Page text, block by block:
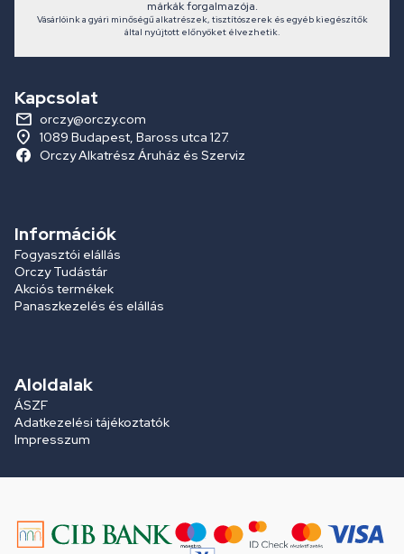
márkák forgalmazója.
Vásárlóink a gyári minőségű alkatrészek, tisztítószerek és egyéb kiegészítők
által nyújtott előnyöket élvezhetik.
Kapcsolat
orczy@orczy.com
1089 Budapest, Baross utca 127.
Orczy Alkatrész Áruház és Szerviz
Információk
Fogyasztói elállás
Orczy Tudástár
Akciós termékek
Panaszkezelés és elállás
Aloldalak
ÁSZF
Adatkezelési tájékoztatók
Impresszum